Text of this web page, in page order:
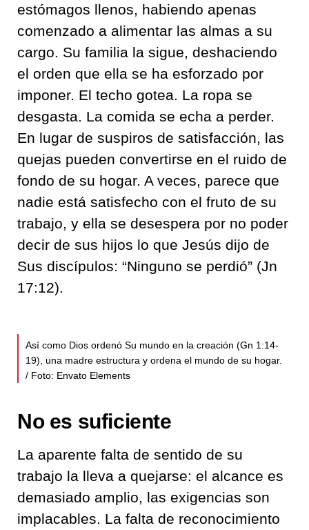
estómagos llenos, habiendo apenas
comenzado a alimentar las almas a su
cargo. Su familia la sigue, deshaciendo
el orden que ella se ha esforzado por
imponer. El techo gotea. La ropa se
desgasta. La comida se echa a perder.
En lugar de suspiros de satisfacción, las
quejas pueden convertirse en el ruido de
fondo de su hogar. A veces, parece que
nadie está satisfecho con el fruto de su
trabajo, y ella se desespera por no poder
decir de sus hijos lo que Jesús dijo de
Sus discípulos: “Ninguno se perdió” (Jn
17:12).
Así como Dios ordenó Su mundo en la creación (Gn 1:14-
19), una madre estructura y ordena el mundo de su hogar.
/ Foto: Envato Elements
No es suficiente
La aparente falta de sentido de su
trabajo la lleva a quejarse: el alcance es
demasiado amplio, las exigencias son
implacables. La falta de reconocimiento